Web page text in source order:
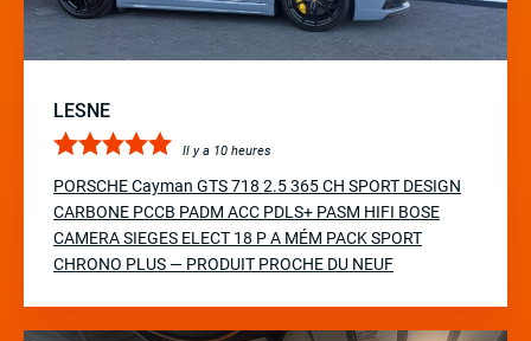
LESNE
Il y a 10 heures
PORSCHE Cayman GTS 718 2.5 365 CH SPORT DESIGN
CARBONE PCCB PADM ACC PDLS+ PASM HIFI BOSE
CAMERA SIEGES ELECT 18 P A MÉM PACK SPORT
CHRONO PLUS — PRODUIT PROCHE DU NEUF